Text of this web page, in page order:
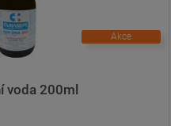
Akce
voda 200ml